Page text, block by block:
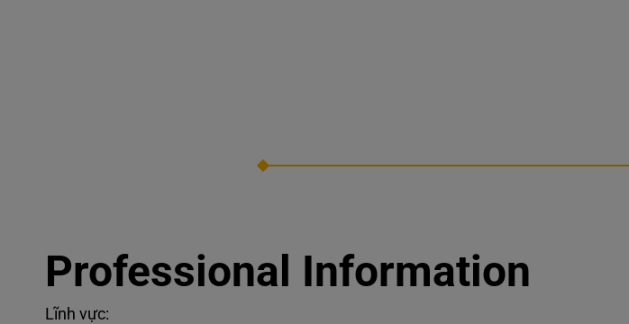
Professional Information
Lĩnh vực: